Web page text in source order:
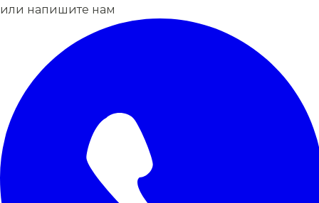
или напишите нам